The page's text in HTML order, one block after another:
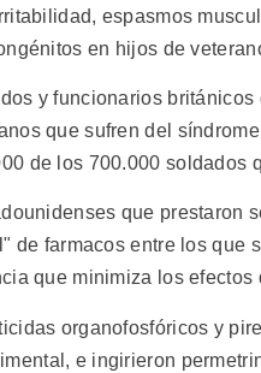
espasmos
en hijos de
y funcionarios
que sufren del
de los 700.000 soldados
que prestaron
de farmacos entre los que
que minimiza los efectos
organofosfóricos y
e ingirieron